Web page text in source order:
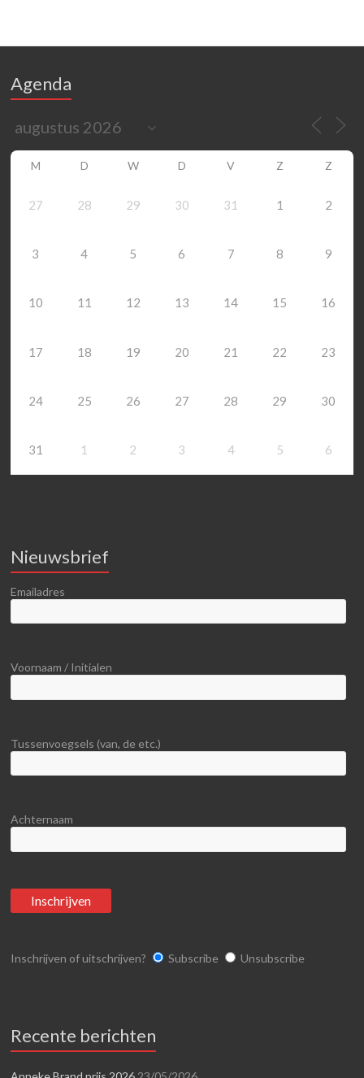
Agenda
M D W D V Z Z
27 28 29 30 31 1 2
3 4 5 6 7 8 9
10 11 12 13 14 15 16
17 18 19 20 21 22 23
24 25 26 27 28 29 30
31 1 2 3 4 5 6
Nieuwsbrief
Emailadres
Voornaam / Initialen
Tussenvoegsels (van, de etc.)
Achternaam
Inschrijven of uitschrijven? Subscribe Unsubscribe
Recente berichten